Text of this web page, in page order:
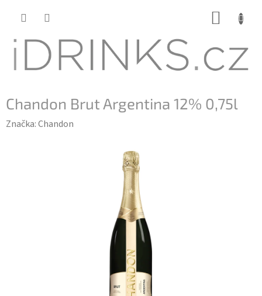
Chandon Brut Argentina 12% 0,75l
Značka:Chandon